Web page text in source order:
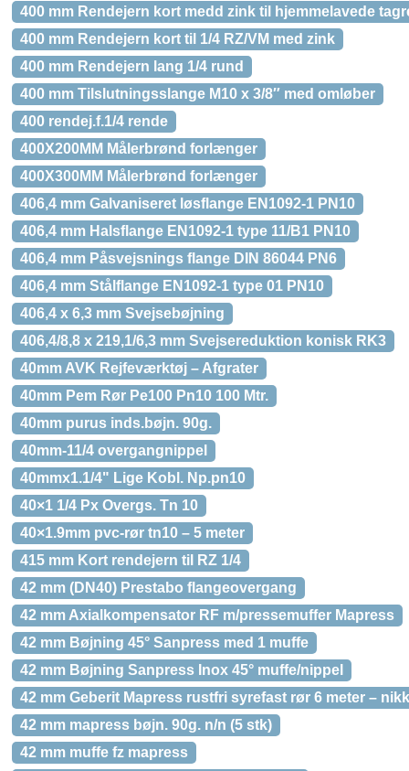
400 mm Rendejern kort medd zink til hjemmelavede
400 mm Rendejern kort til 1/4 RZ/VM med zink
400 mm Rendejern lang 1/4 rund
400 mm Tilslutningsslange M10 x 3/8″ med omløber
400 rendej.f.1/4 rende
400X200MM Målerbrønd forlænger
400X300MM Målerbrønd forlænger
406,4 mm Galvaniseret løsflange EN1092-1 PN10
406,4 mm Halsflange EN1092-1 type 11/B1 PN10
406,4 mm Påsvejsnings flange DIN 86044 PN6
406,4 mm Stålflange EN1092-1 type 01 PN10
406,4 x 6,3 mm Svejsebøjning
406,4/8,8 x 219,1/6,3 mm Svejsereduktion konisk RK3
40mm AVK Rejfeværktøj – Afgrater
40mm Pem Rør Pe100 Pn10 100 Mtr.
40mm purus inds.bøjn. 90g.
40mm-11/4 overgangnippel
40mmx1.1/4" Lige Kobl. Np.pn10
40×1 1/4 Px Overgs. Tn 10
40×1.9mm pvc-rør tn10 – 5 meter
415 mm Kort rendejern til RZ 1/4
42 mm (DN40) Prestabo flangeovergang
42 mm Axialkompensator RF m/pressemuffer Mapress
42 mm Bøjning 45° Sanpress med 1 muffe
42 mm Bøjning Sanpress Inox 45° muffe/nippel
42 mm Geberit Mapress rustfri syrefast rør 6 meter –
42 mm mapress bøjn. 90g. n/n (5 stk)
42 mm muffe fz mapress